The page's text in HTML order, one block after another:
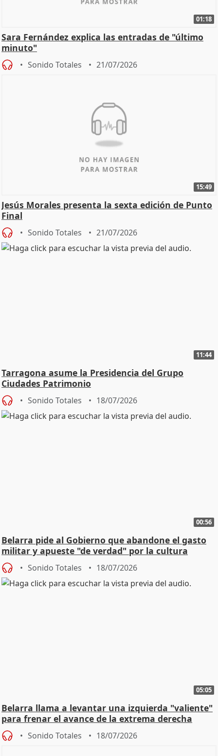
01:18
Sara Fernández explica las entradas de "último
minuto"
Sonido Totales 21/07/2026
15:49
Jesús Morales presenta la sexta edición de Punto
Final
Sonido Totales 21/07/2026
11:44
Tarragona asume la Presidencia del Grupo
Ciudades Patrimonio
Sonido Totales 18/07/2026
00:56
Belarra pide al Gobierno que abandone el gasto
militar y apueste "de verdad" por la cultura
Sonido Totales 18/07/2026
05:05
Belarra llama a levantar una izquierda "valiente"
para frenar el avance de la extrema derecha
Sonido Totales 18/07/2026